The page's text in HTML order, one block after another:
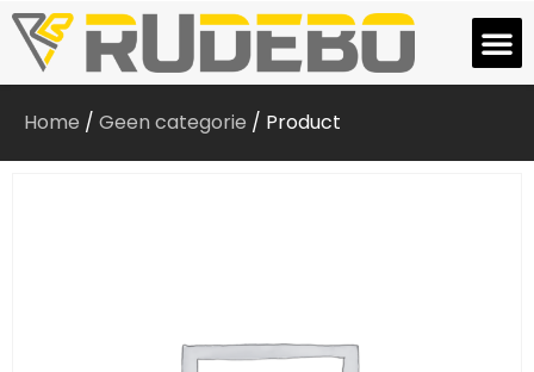
Home / Geen categorie / Product